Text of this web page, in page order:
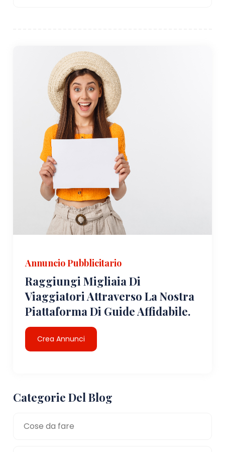
Annuncio Pubblicitario
Raggiungi Migliaia Di
Viaggiatori Attraverso La Nostra
Piattaforma Di Guide Affidabile.
Crea Annunci
Categorie Del Blog
Cose da fare